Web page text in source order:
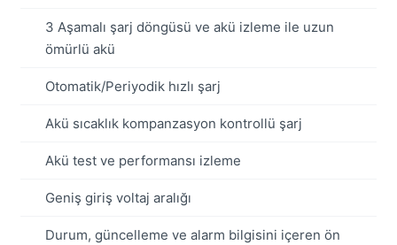
3 Aşamalı şarj döngüsü ve akü izleme ile uzun
ömürlü akü
Otomatik/Periyodik hızlı şarj
Akü sıcaklık kompanzasyon kontrollü şarj
Akü test ve performansı izleme
Geniş giriş voltaj aralığı
Durum, güncelleme ve alarm bilgisini içeren ön